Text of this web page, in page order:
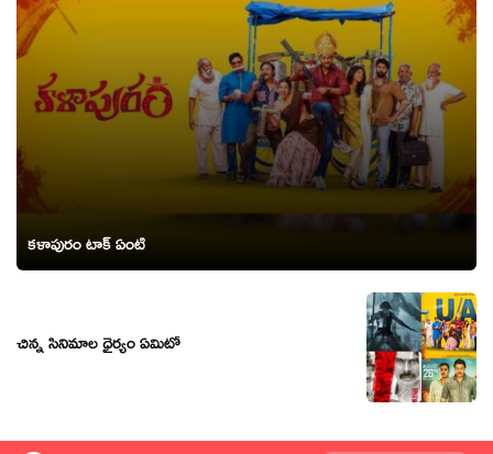
కళాపురం టాక్ ఏంటి
చిన్న సినిమాల ధైర్యం ఏమిటో